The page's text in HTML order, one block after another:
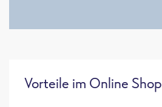
Vorteile im Online Shop